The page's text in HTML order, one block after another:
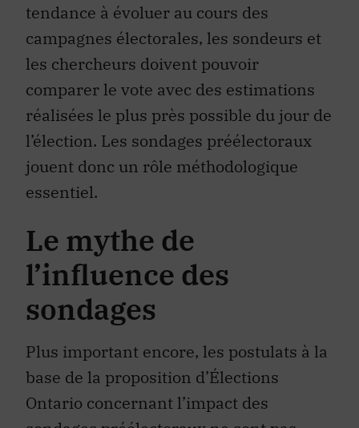
tendance à évoluer au cours des
campagnes électorales, les sondeurs et
les chercheurs doivent pouvoir
comparer le vote avec des estimations
réalisées le plus près possible du jour de
l’élection. Les sondages préélectoraux
jouent donc un rôle méthodologique
essentiel.
Le mythe de
l’influence des
sondages
Plus important encore, les postulats à la
base de la proposition d’Élections
Ontario concernant l’impact des